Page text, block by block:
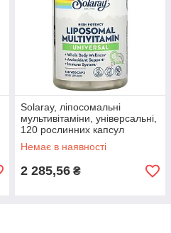
Solaray, ліпосомальні
мультивітаміни, універсальні,
120 рослинних капсул
Немає в наявності
2 285,56 ₴